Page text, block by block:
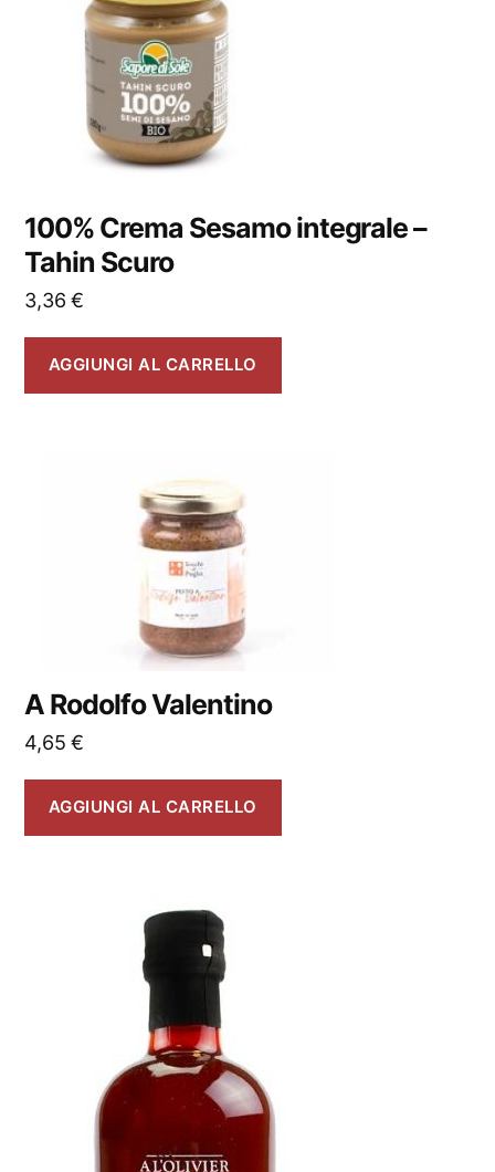
100% Crema Sesamo integrale –
Tahin Scuro
3,36€
AGGIUNGI AL CARRELLO
A Rodolfo Valentino
4,65€
AGGIUNGI AL CARRELLO